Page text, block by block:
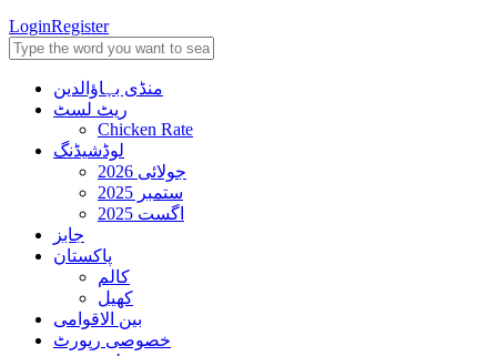
LoginRegister
منڈی بہاؤالدین
ریٹ لسٹ
Chicken Rate
لوڈشیڈنگ
جولائی 2026
ستمبر 2025
اگست 2025
جابز
پاکستان
کالم
کھیل
بین الاقوامی
خصوصی رپورٹ